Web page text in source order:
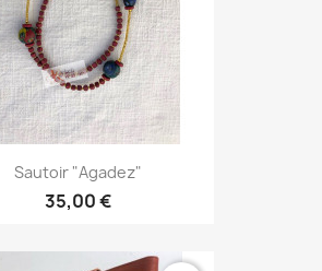
Sautoir "Agadez"
35,00 €